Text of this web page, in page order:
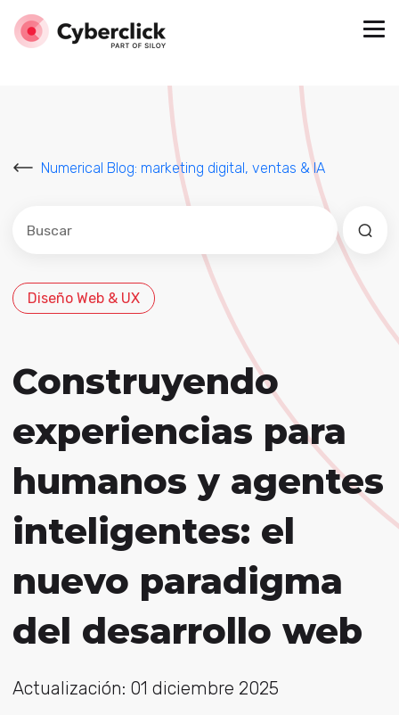
Numerical Blog: marketing digital, ventas & IA
Este es un campo de búsqueda con una función de
No hay sugerencias porque el campo de
Diseño Web & UX
Construyendo
experiencias para
humanos y agentes
inteligentes: el
nuevo paradigma
del desarrollo web
Actualización: 01 diciembre 2025